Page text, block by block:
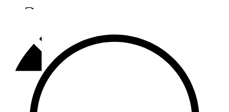
Әлмәт
92,9 FM
Базарлы матак
107,1 FM
Балык бистәсе